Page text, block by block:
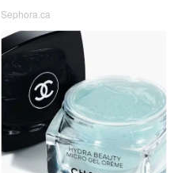
Sephora.ca